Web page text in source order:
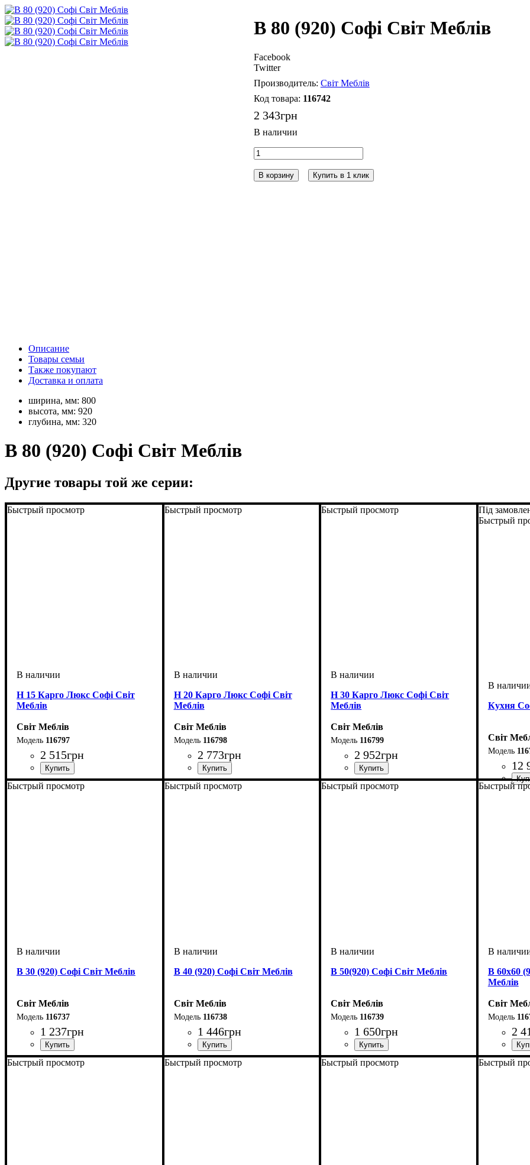
В 80 (920) Софі Світ Меблів
Facebook
Twitter
Світ Меблів
116742
2 343грн
В корзину Купить в 1 клик
Описание
Товары семьи
Также покупают
Доставка и оплата
ширина, мм: 800
высота, мм: 920
глубина, мм: 320
В 80 (920) Софі Світ Меблів
Другие товары той же серии:
Быстрый просмотр
Н 15 Карго Люкс Софі Світ
Меблів
Світ Меблів
116797
2 515грн
ширина, мм: 150
высота, мм: 816
глубина, мм: 460
Быстрый просмотр
Н 20 Карго Люкс Софі Світ
Меблів
Світ Меблів
116798
2 773грн
ширина, мм: 200
высота, мм: 816
глубина, мм: 460
Быстрый просмотр
Н 30 Карго Люкс Софі Світ
Меблів
Світ Меблів
116799
2 952грн
ширина, мм: 300
высота, мм: 816
глубина, мм: 460
Під
Быстрый
Кухня
Світ
12
ширина,
высота,
глубина,
Быстрый просмотр
В 30 (920) Софі Світ Меблів
Світ Меблів
116737
1 237грн
ширина, мм: 300
высота, мм: 920
глубина, мм: 320
Быстрый просмотр
В 40 (920) Софі Світ Меблів
Світ Меблів
116738
1 446грн
ширина, мм: 400
высота, мм: 920
глубина, мм: 320
Быстрый просмотр
В 50(920) Софі Світ Меблів
Світ Меблів
116739
1 650грн
ширина, мм: 500
высота, мм: 920
глубина, мм: 320
Быстрый
В 60х60
Меблів
Світ
2
ширина,
высота,
глубина,
Быстрый просмотр Быстрый просмотр Быстрый просмотр Быстрый